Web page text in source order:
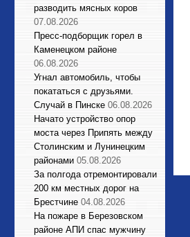
разводить мясных коров
07.08.2026
Пресс-подборщик горел в
Каменецком районе
06.08.2026
Угнал автомобиль, чтобы
покататься с друзьями.
Случай в Пинске 06.08.2026
Начато устройство опор
моста через Припять между
Столинским и Лунинецким
районами 05.08.2026
За полгода отремонтировали
200 км местных дорог на
Брестчине 04.08.2026
На пожаре в Березовском
районе АПИ спас мужчину